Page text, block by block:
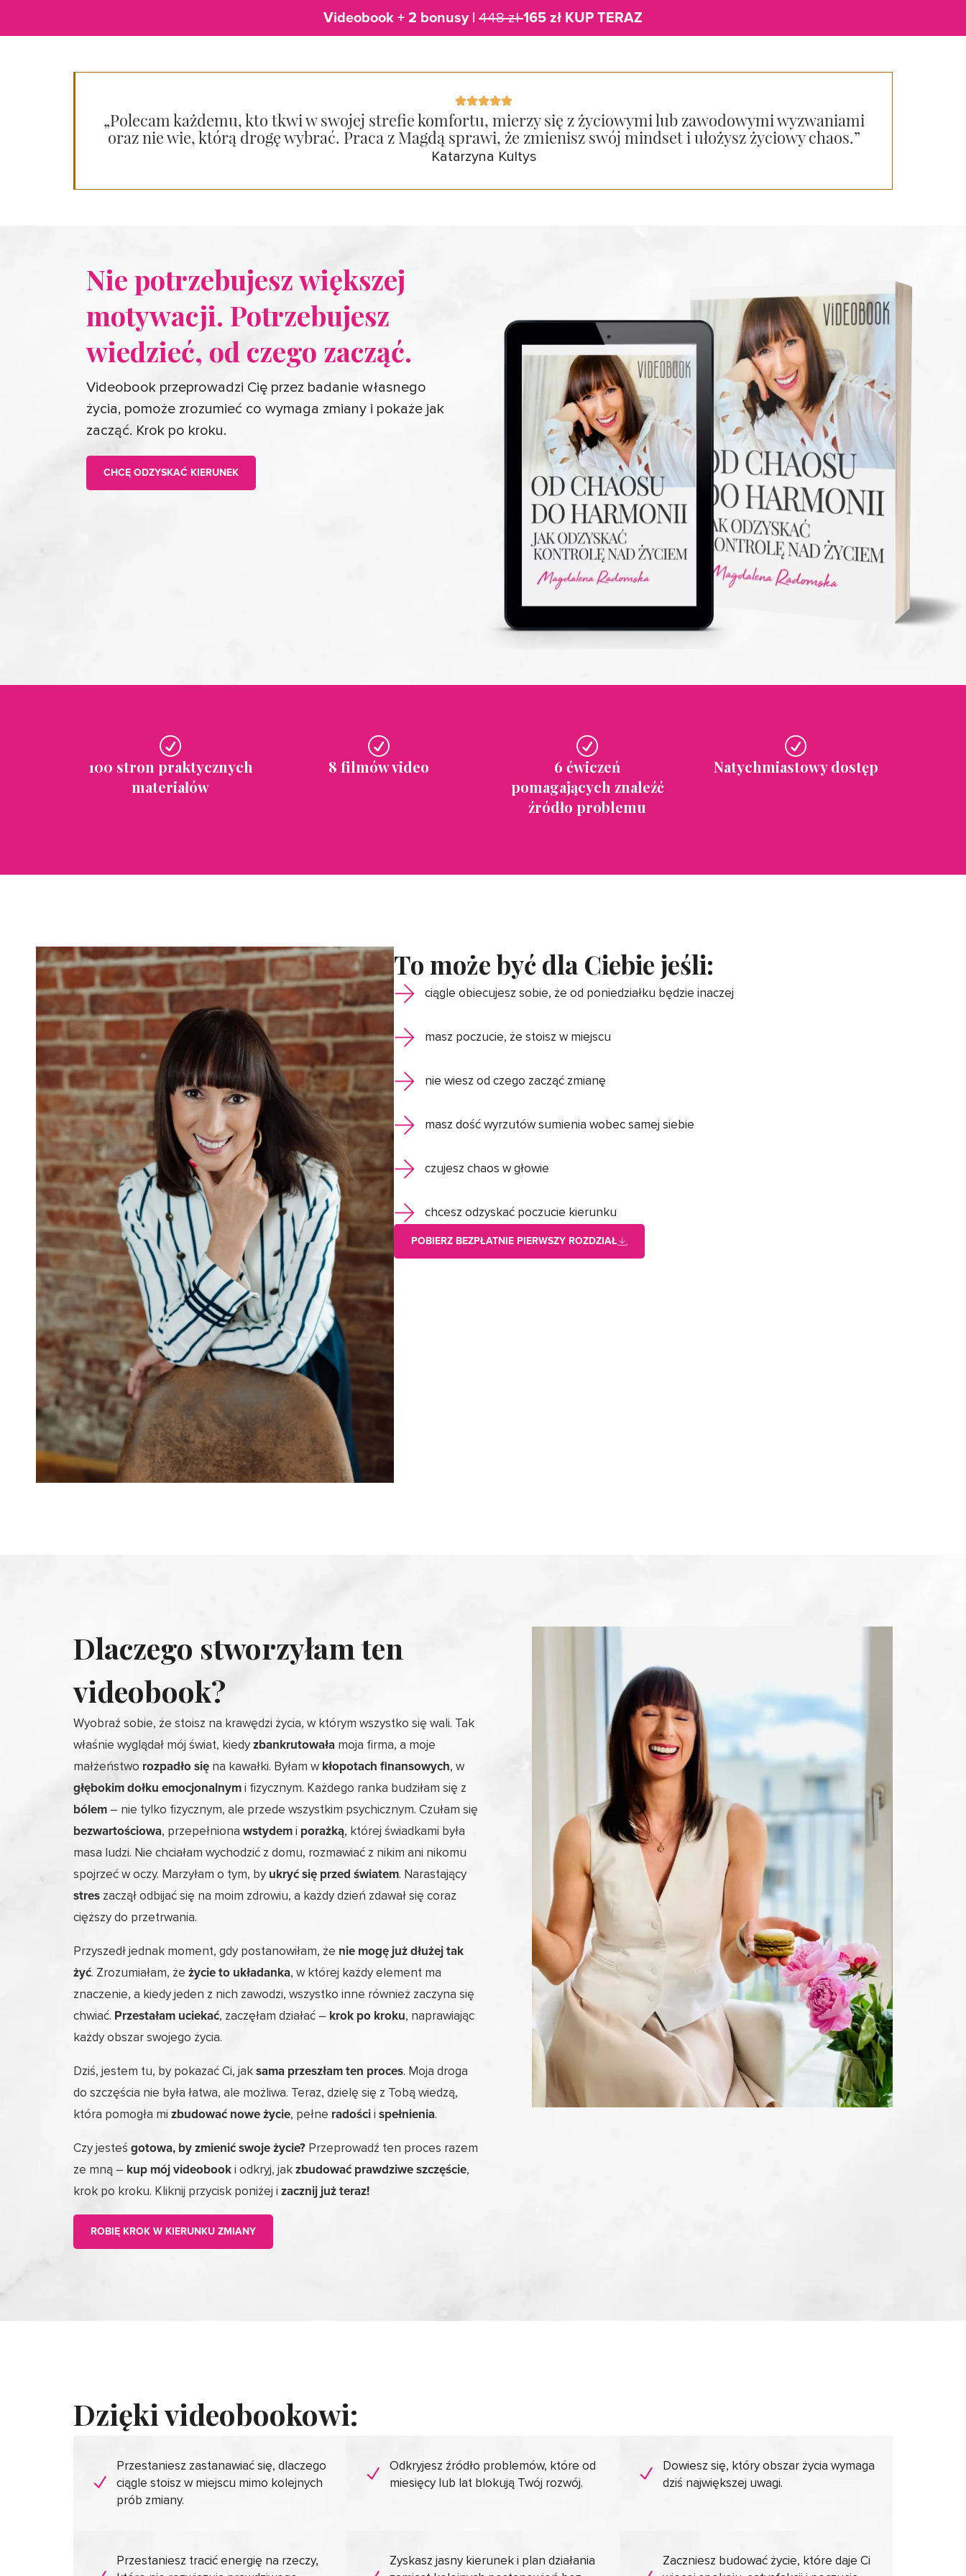
Videobook + 2 bonusy | 448 zł165 zł KUP TERAZ
„Polecam każdemu, kto tkwi w swojej strefie komfortu, mierzy się z życiowymi lub zawodowymi wyzwaniami
oraz nie wie, którą drogę wybrać. Praca z Magdą sprawi, że zmienisz swój mindset i ułożysz życiowy chaos.”
Katarzyna Kultys
Nie potrzebujesz większej
motywacji. Potrzebujesz
wiedzieć, od czego zacząć.
Videobook przeprowadzi Cię przez badanie własnego
życia, pomoże zrozumieć co wymaga zmiany i pokaże jak
zacząć. Krok po kroku.
CHCĘ ODZYSKAĆ KIERUNEK
100 stron praktycznych
materiałów
8 filmów video
6 ćwiczeń
pomagających znaleźć
źródło problemu
Natychmiastowy dostęp
To może być dla Ciebie jeśli:
ciągle obiecujesz sobie, że od poniedziałku będzie inaczej
masz poczucie, że stoisz w miejscu
nie wiesz od czego zacząć zmianę
masz dość wyrzutów sumienia wobec samej siebie
czujesz chaos w głowie
chcesz odzyskać poczucie kierunku
POBIERZ BEZPŁATNIE PIERWSZY ROZDZIAŁ
Dlaczego stworzyłam ten
videobook?
Wyobraź sobie, że stoisz na krawędzi życia, w którym wszystko się wali. Tak
właśnie wyglądał mój świat, kiedyzbankrutowała moja firma, a moje
małżeństwo rozpadło się na kawałki. Byłam wkłopotach finansowych, w
głębokim dołku emocjonalnymi fizycznym. Każdego ranka budziłam się z
bólem – nie tylko fizycznym, ale przede wszystkim psychicznym. Czułam się
bezwartościowa, przepełniona wstydemi porażką, której świadkami była
masa ludzi. Nie chciałam wychodzić z domu, rozmawiać z nikim ani nikomu
spojrzeć w oczy. Marzyłam o tym, by ukryć się przed światem. Narastający
stres zaczął odbijać się na moim zdrowiu, a każdy dzień zdawał się coraz
cięższy do przetrwania.
Przyszedł jednak moment, gdy postanowiłam, że nie mogę już dłużej tak
żyć. Zrozumiałam, że życie to układanka, w której każdy element ma
znaczenie, a kiedy jeden z nich zawodzi, wszystko inne również zaczyna się
chwiać. Przestałam uciekać, zaczęłam działać – krok po kroku, naprawiając
każdy obszar swojego życia.
Dziś, jestem tu, by pokazać Ci, jaksama przeszłam ten proces. Moja droga
do szczęścia nie była łatwa, ale możliwa. Teraz, dzielę się z Tobą wiedzą,
która pomogła mi zbudować nowe życie, pełne radościi spełnienia.
Czy jesteś gotowa, by zmienić swoje życie? Przeprowadź ten proces razem
ze mną – kup mój videobooki odkryj, jakzbudować prawdziwe szczęście,
krok po kroku. Kliknij przycisk poniżej i zacznij już teraz!
ROBIĘ KROK W KIERUNKU ZMIANY
Dzięki videobookowi:
Przestaniesz zastanawiać się, dlaczego
ciągle stoisz w miejscu mimo kolejnych
prób zmiany.
Odkryjesz źródło problemów, które od
miesięcy lub lat blokują Twój rozwój.
Dowiesz się, który obszar życia wymaga
dziś największej uwagi.
Przestaniesz tracić energię na rzeczy,
Zyskasz jasny kierunek i plan działania
Zaczniesz budować życie, które daje Ci